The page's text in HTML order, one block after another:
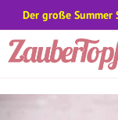
Zum
Inhalt
Der große Summer